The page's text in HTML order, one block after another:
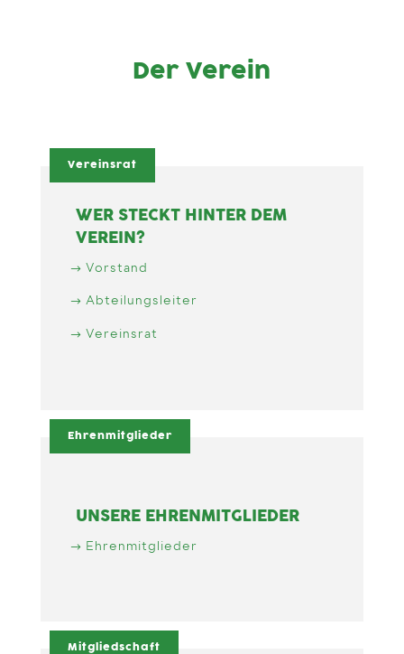
Der Verein
Vereinsrat
WER STECKT HINTER DEM
VEREIN?
Vorstand
Abteilungsleiter
Vereinsrat
Ehrenmitglieder
UNSERE EHRENMITGLIEDER
Ehrenmitglieder
Mitgliedschaft